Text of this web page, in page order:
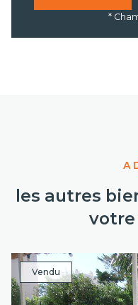
*
A
les autres
votre
Vendu